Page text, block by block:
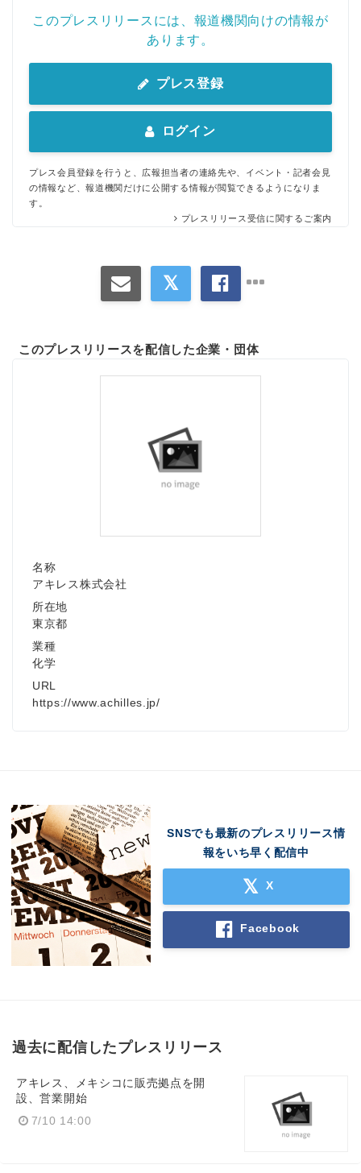
このプレスリリースには、報道機関向けの情報が
あります。
プレス登録
ログイン
プレス会員登録を行うと、広報担当者の連絡先や、イベント・記者会見
の情報など、報道機関だけに公開する情報が閲覧できるようになりま
す。
プレスリリース受信に関するご案内
このプレスリリースを配信した企業・団体
名称
アキレス株式会社
所在地
東京都
業種
化学
URL
https://www.achilles.jp/
SNSでも最新のプレスリリース情
報をいち早く配信中
X
Facebook
過去に配信したプレスリリース
アキレス、メキシコに販売拠点を開
設、営業開始
7/10 14:00